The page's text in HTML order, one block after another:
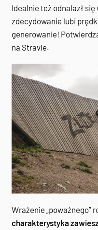
Idealnie też odnalazł
zdecydowanie lubi
generowanie!
na Stravie.
Wrażenie „poważnego”
charakterystyka